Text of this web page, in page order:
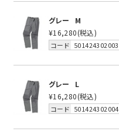
グレー
M
¥16,280(税込)
コード 501424302003
グレー
L
¥16,280(税込)
コード 501424302004